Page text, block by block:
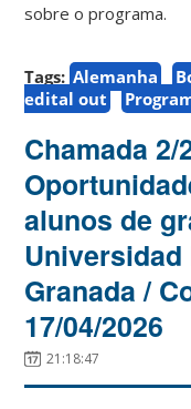
sobre o programa.
Tags: Alemanha
edital out
Chamada 2/
alunos de
Granada /
17/04/2026
21:18:47